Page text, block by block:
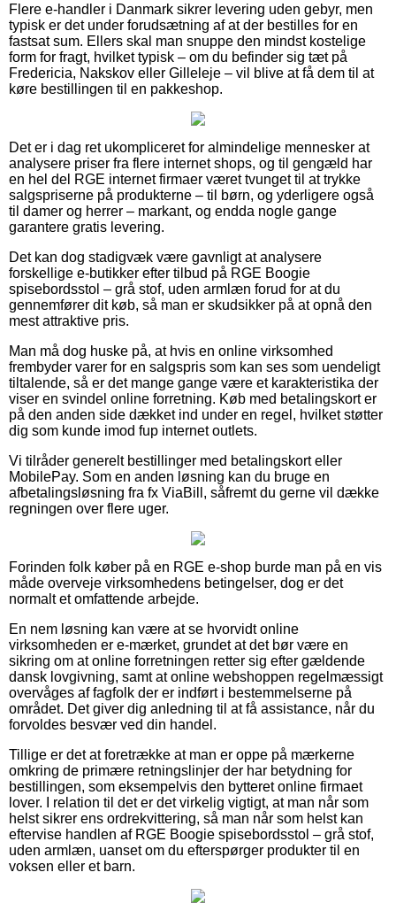
Flere e-handler i Danmark sikrer levering uden gebyr, men
typisk er det under forudsætning af at der bestilles for en
fastsat sum. Ellers skal man snuppe den mindst kostelige
form for fragt, hvilket typisk – om du befinder sig tæt på
Fredericia, Nakskov eller Gilleleje – vil blive at få dem til at
køre bestillingen til en pakkeshop.
Det er i dag ret ukompliceret for almindelige mennesker at
analysere priser fra flere internet shops, og til gengæld har
en hel del RGE internet firmaer været tvunget til at trykke
salgspriserne på produkterne – til børn, og yderligere også
til damer og herrer – markant, og endda nogle gange
garantere gratis levering.
Det kan dog stadigvæk være gavnligt at analysere
forskellige e-butikker efter tilbud på RGE Boogie
spisebordsstol – grå stof, uden armlæn forud for at du
gennemfører dit køb, så man er skudsikker på at opnå den
mest attraktive pris.
Man må dog huske på, at hvis en online virksomhed
frembyder varer for en salgspris som kan ses som uendeligt
tiltalende, så er det mange gange være et karakteristika der
viser en svindel online forretning. Køb med betalingskort er
på den anden side dækket ind under en regel, hvilket støtter
dig som kunde imod fup internet outlets.
Vi tilråder generelt bestillinger med betalingskort eller
MobilePay. Som en anden løsning kan du bruge en
afbetalingsløsning fra fx ViaBill, såfremt du gerne vil dække
regningen over flere uger.
Forinden folk køber på en RGE e-shop burde man på en vis
måde overveje virksomhedens betingelser, dog er det
normalt et omfattende arbejde.
En nem løsning kan være at se hvorvidt online
virksomheden er e-mærket, grundet at det bør være en
sikring om at online forretningen retter sig efter gældende
dansk lovgivning, samt at online webshoppen regelmæssigt
overvåges af fagfolk der er indført i bestemmelserne på
området. Det giver dig anledning til at få assistance, når du
forvoldes besvær ved din handel.
Tillige er det at foretrække at man er oppe på mærkerne
omkring de primære retningslinjer der har betydning for
bestillingen, som eksempelvis den bytteret online firmaet
lover. I relation til det er det virkelig vigtigt, at man når som
helst sikrer ens ordrekvittering, så man når som helst kan
eftervise handlen af RGE Boogie spisebordsstol – grå stof,
uden armlæn, uanset om du efterspørger produkter til en
voksen eller et barn.